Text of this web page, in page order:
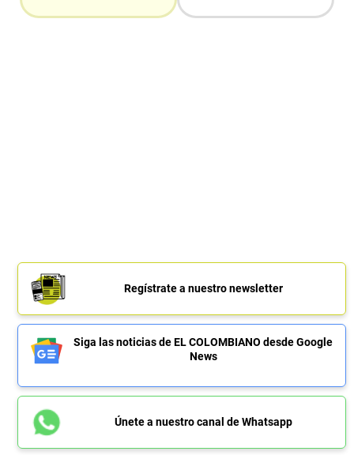
Regístrate a nuestro newsletter
Siga las noticias de EL COLOMBIANO desde Google
News
Únete a nuestro canal de Whatsapp